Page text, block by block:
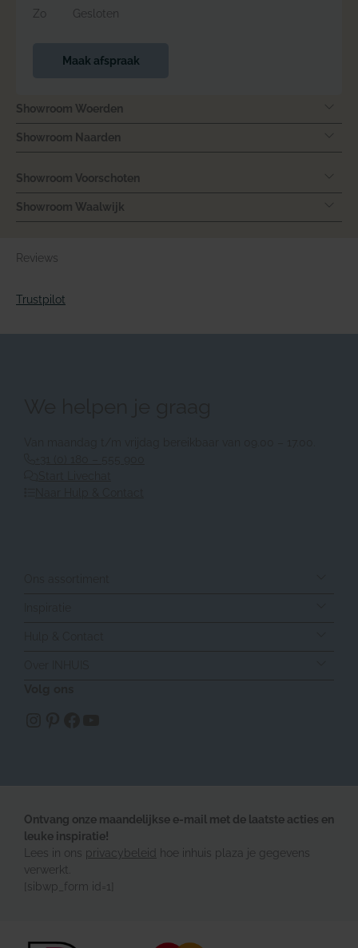
Zo
Gesloten
Maak afspraak
Showroom Woerden
Showroom Naarden
Showroom Voorschoten
Showroom Waalwijk
Reviews
Trustpilot
Ontvang onze maandelijkse e-mail met de laatste acties en
leuke inspiratie!
Lees in ons privacybeleid
hoe inhuis plaza je gegevens
verwerkt.
[sibwp_form id=1]